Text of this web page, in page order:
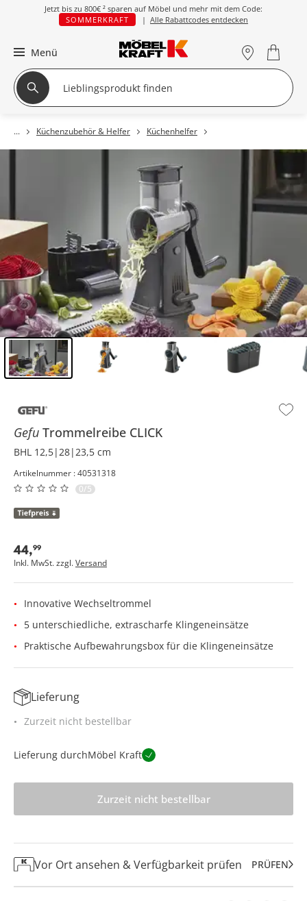
Jetzt bis zu 800€ ² sparen auf Möbel und mehr mit dem Code:
SOMMERKRAFT
| Alle Rabattcodes entdecken
Menü
Küchenzubehör & Helfer Küchenhelfer
Gefu Trommelreibe CLICK
BHL 12,5|28|23,5 cm
Artikelnummer : 40531318
0/5
44,99
Inkl. MwSt. zzgl.Versand
Innovative Wechseltrommel
5 unterschiedliche, extrascharfe Klingeneinsätze
Praktische Aufbewahrungsbox für die Klingeneinsätze
Lieferung
Zurzeit nicht bestellbar
Lieferung durchMöbel Kraft
Zurzeit nicht bestellbar
Vor Ort ansehen & Verfügbarkeit prüfen PRÜFEN